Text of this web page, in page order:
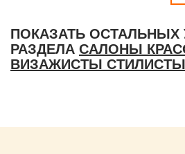
ПОКАЗАТЬ ОСТАЛЬНЫХ
РАЗДЕЛА САЛОНЫ
ВИЗАЖИСТЫ СТИЛИСТЫ